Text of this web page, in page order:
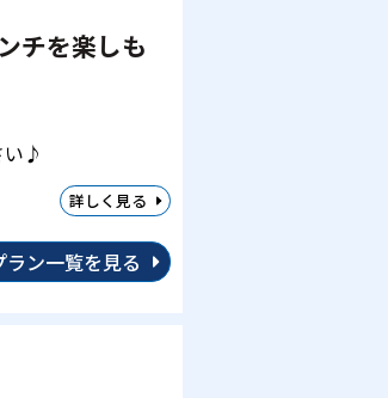
チを楽しも
い♪
詳しく見る
ラン一覧を見る